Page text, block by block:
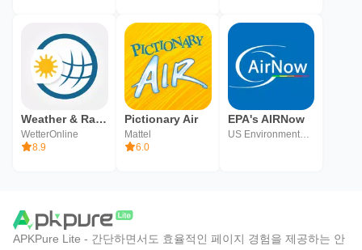
Weather & Radar Forecast
WetterOnline
8.9
Pictionary Air
Mattel
6.0
EPA's AIRNow
US Environmental Protection Agency
APKPure Lite - 간단하면서도 효율적인 페이지 경험을 제공하는 안